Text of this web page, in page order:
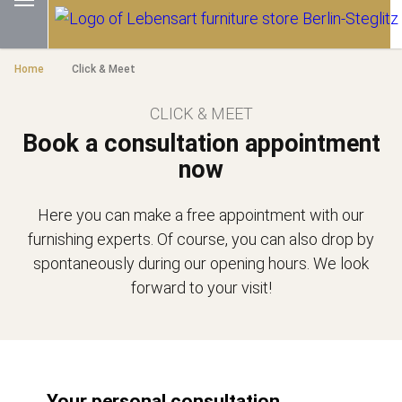
Home Click & Meet
Book a consultation appointment
now
CLICK & MEET
Here you can make a free appointment with our
furnishing experts. Of course, you can also drop by
spontaneously during our opening hours. We look
forward to your visit!